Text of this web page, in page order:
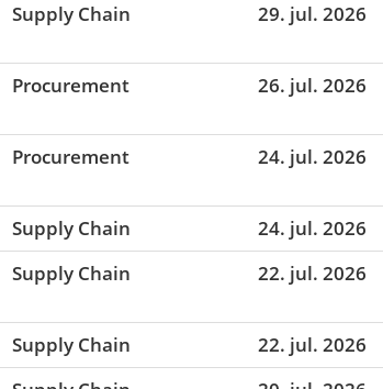
Supply Chain 29. jul. 2026
Procurement 26. jul. 2026
Procurement 24. jul. 2026
Supply Chain
24. jul. 2026
Supply Chain 22. jul. 2026
Supply Chain
22. jul. 2026